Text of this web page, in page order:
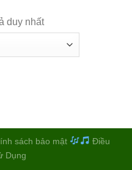
duy nhất
sách bảo mật
Điều
Dụng